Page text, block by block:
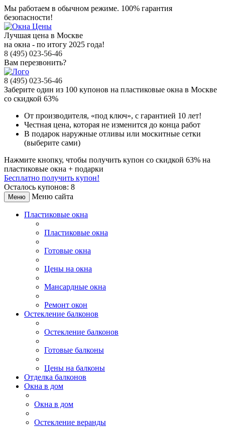
Мы работаем в обычном режиме. 100% гарантия
безопасности!
Лучшая цена в Москве
на окна - по итогу 2025 года!
8 (495) 023-56-46
Вам перезвонить?
8 (495) 023-56-46
Заберите один из 100 купонов на пластиковые окна в Москве
со скидкой 63%
От производителя, «под ключ», с гарантией 10 лет!
Честная цена, которая не изменится до конца работ
В подарок наружные отливы или москитные сетки
(выберите сами)
Нажмите кнопку, чтобы получить купон со скидкой 63% на
пластиковые окна + подарки
Бесплатно получить купон!
Осталось купонов: 8
Меню Меню сайта
Пластиковые окна
Пластиковые окна
Готовые окна
Цены на окна
Мансардные окна
Ремонт окон
Остекление балконов
Остекление балконов
Готовые балконы
Цены на балконы
Отделка балконов
Окна в дом
Окна в дом
Остекление веранды